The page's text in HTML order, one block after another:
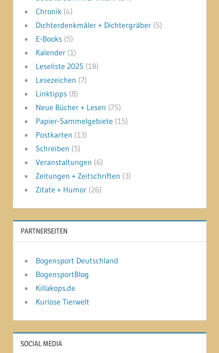
Chronik(4)
Dichterdenkmäler + Dichtergräber(5)
E-Books(5)
Kalender(1)
Leseliste 2025 (18)
Lesezeichen (7)
Linktipps(8)
Neue Bücher + Lesen (75)
Papier-Sammelgebiete (15)
Postkarten (13)
Schreiben (5)
Veranstaltungen (6)
Zeitungen + Zeitschriften (3)
Zitate + Humor(26)
PARTNERSEITEN
Bogensport Deutschland
BogensportBlog
Killakops.de
Kuriose Tierwelt
SOCIAL MEDIA